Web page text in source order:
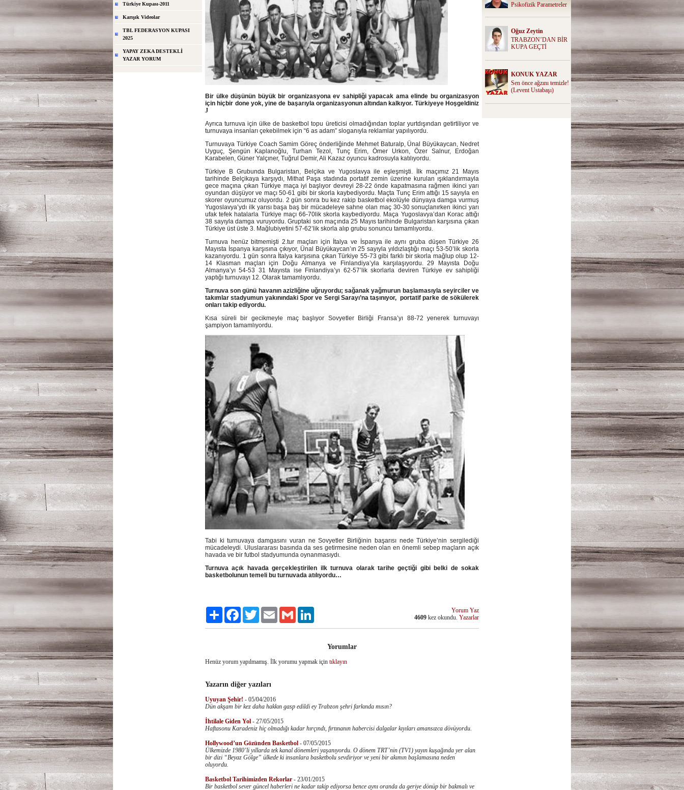
Türkiye Kupası-2011
Karışık Videolar
TBL FEDERASYON KUPASI
2025
YAPAY ZEKA DESTEKLİ
YAZAR YORUM
Bir ülke düşünün büyük bir organizasyona ev sahipliği yapacak ama elinde bu organizasyon
için hiçbir done yok, yine de başarıyla organizasyonun altından kalkıyor. Türkiyeye Hoşgeldiniz
J
Ayrıca turnuva için ülke de basketbol topu üreticisi olmadığından toplar yurtdışından getirtiliyor ve
turnuvaya insanları çekebilmek için “6 as adam” sloganıyla reklamlar yapılıyordu.
Turnuvaya Türkiye Coach Samim Göreç önderliğinde Mehmet Baturalp, Ünal Büyükaycan, Nedret
Uyguç, Şengün Kaplanoğlu, Turhan Tezol, Tunç Erim, Ömer Urkon, Özer Salnur, Erdoğan
Karabelen, Güner Yalçıner, Tuğrul Demir, Ali Kazaz oyuncu kadrosuyla katılıyordu.
Türkiye B Grubunda Bulgaristan, Belçika ve Yugoslavya ile eşleşmişti. İlk maçımız 21 Mayıs
tarihinde Belçikaya karşıydı, Mithat Paşa stadında portatif zemin üzerine kurulan ışıklandırmayla
gece maçına çıkan Türkiye maça iyi başlıyor devreyi 28-22 önde kapatmasına rağmen ikinci yarı
oyundan düşüyor ve maçı 50-61 gibi bir skorla kaybediyordu. Maçta Tunç Erim attığı 15 sayıyla en
skorer oyuncumuz oluyordu. 2 gün sonra bu kez rakip basketbol ekolüyle dünyaya damga vurmuş
Yugoslavya’ydı ilk yarısı başa baş bir mücadeleye sahne olan maç 30-30 sonuçlanırken ikinci yarı
ufak tefek hatalarla Türkiye maçı 66-70lik skorla kaybediyordu. Maça Yugoslavya’dan Korac attığı
38 sayıyla damga vuruyordu. Gruptaki son maçında 25 Mayıs tarihinde Bulgaristan karşısına çıkan
Türkiye üst üste 3. Mağlubiyetini 57-62’lik skorla alıp grubu sonuncu tamamlıyordu.
Turnuva henüz bitmemişti 2.tur maçları için İtalya ve İspanya ile aynı gruba düşen Türkiye 26
Mayısta İspanya karşısına çıkıyor, Ünal Büyükaycan’ın 25 sayıyla yıldızlaştığı maçı 53-50’lik skorla
kazanıyordu. 1 gün sonra İtalya karşısına çıkan Türkiye 55-73 gibi farklı bir skorla mağlup olup 12-
14 Klasman maçları için Doğu Almanya ve Finlandiya’yla karşılaşıyordu. 29 Mayısta Doğu
Almanya’yı 54-53 31 Mayısta ise Finlandiya’yı 62-57’lik skorlarla deviren Türkiye ev sahipliği
yaptığı turnuvayı 12. Olarak tamamlıyordu.
Turnuva son günü havanın azizliğine uğruyordu; sağanak yağmurun başlamasıyla seyirciler ve
takımlar stadyumun yakınındaki Spor ve Sergi Sarayı’na taşınıyor, portatif parke de sökülerek
onları takip ediyordu.
Kısa süreli bir gecikmeyle maç başlıyor Sovyetler Birliği Fransa’yı 88-72 yenerek turnuvayı
şampiyon tamamlıyordu.
Tabi ki turnuvaya damgasını vuran ne Sovyetler Birliğinin başarısı nede Türkiye’nin sergilediği
mücadeleydi. Uluslararası basında da ses getirmesine neden olan en önemli sebep maçların açık
havada ve bir futbol stadyumunda oynanmasıydı.
Turnuva açık havada gerçekleştirilen ilk turnuva olarak tarihe geçtiği gibi belki de sokak
basketbolunun temeli bu turnuvada atılıyordu…
Paylaş FacebookTwitter Email Gmail
Yorum Yaz
4609 kez okundu. Yazarlar
Yorumlar
Henüz yorum yapılmamış. İlk yorumu yapmak için tıklayın
Yazarın diğer yazıları
Uyuyan Şehir! - 05/04/2016
Dün akşam bir kez daha hakkın gasp edildi ey Trabzon şehri farkında mısın?
İhtilale Giden Yol - 27/05/2015
Haftasonu Karadeniz hiç olmadığı kadar hırçındı, fırtınanın habercisi dalgalar kıyıları amansızca dövüyordu.
Hollywood’un Gözünden Basketbol - 07/05/2015
Ülkemizde 1980’li yıllarda tek kanal dönemleri yaşanıyordu. O dönem TRT’nin (TV1) yayın kuşağında yer alan
bir dizi “Beyaz Gölge” ülkede ki insanlara basketbolu sevdiriyor ve yeni bir akımın başlamasına neden
oluyordu.
Basketbol Tarihimizden Rekorlar - 23/01/2015
Bir basketbol sever güncel haberleri ne kadar takip ediyorsa bence aynı oranda da geriye dönüp bir bakmalı ve
Psikofizik Parametreler
Oğuz Zeytin
TRABZON’DAN BİR
KUPA GEÇTİ
KONUK YAZAR
Sen önce ağzını temizle!
(Levent Ustabaşı)